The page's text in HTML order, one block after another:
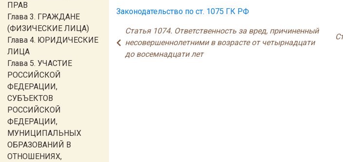
ПРАВ
Глава 3. ГРАЖДАНЕ
(ФИЗИЧЕСКИЕ ЛИЦА)
Глава 4. ЮРИДИЧЕСКИЕ
ЛИЦА
Глава 5. УЧАСТИЕ
РОССИЙСКОЙ
ФЕДЕРАЦИИ,
СУБЪЕКТОВ
РОССИЙСКОЙ
ФЕДЕРАЦИИ,
МУНИЦИПАЛЬНЫХ
ОБРАЗОВАНИЙ В
ОТНОШЕНИЯХ,
Законодательство по ст. 1075 ГК РФ
Статья 1074. Ответственность за вред, причиненный
несовершеннолетними в возрасте от четырнадцати
до восемнадцати лет